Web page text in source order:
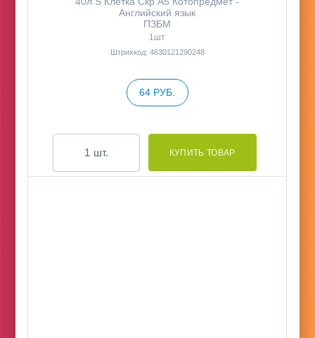
Английский язык
ПЗБМ
1шт
Штрихкод: 4630121290248
64 РУБ.
шт.